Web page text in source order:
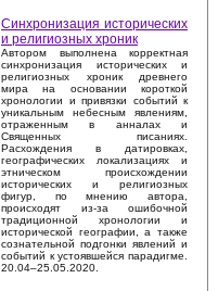
Синхронизация исторических
и религиозных хроник
Автором выполнена корректная
синхронизация исторических и
религиозных хроник древнего
мира на основании короткой
хронологии и привязки событий к
уникальным небесным явлениям,
отраженным в анналах и
Священных писаниях.
Расхождения в датировках,
географических локализациях и
этническом происхождении
исторических и религиозных
фигур, по мнению автора,
происходят из-за ошибочной
традиционной хронологии и
исторической географии, а также
сознательной подгонки явлений и
событий к устоявшейся парадигме.
20.04–25.05.2020.